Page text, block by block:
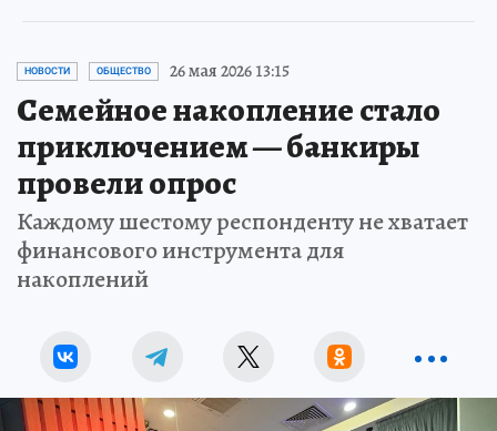
НОВОСТИ ОБЩЕСТВО 26 мая 2026 13:15
Семейное накопление стало
приключением — банкиры
провели опрос
Каждому шестому респонденту не хватает
финансового инструмента для
накоплений